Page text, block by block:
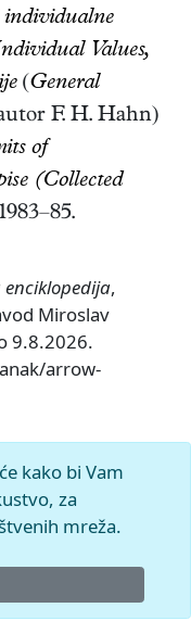
Values,
(General
F. H. Hahn)
of
(Collected
,
Miroslav
9.8.2026.
arrow-
kako bi Vam
za
mreža.
Miroslav Krleža